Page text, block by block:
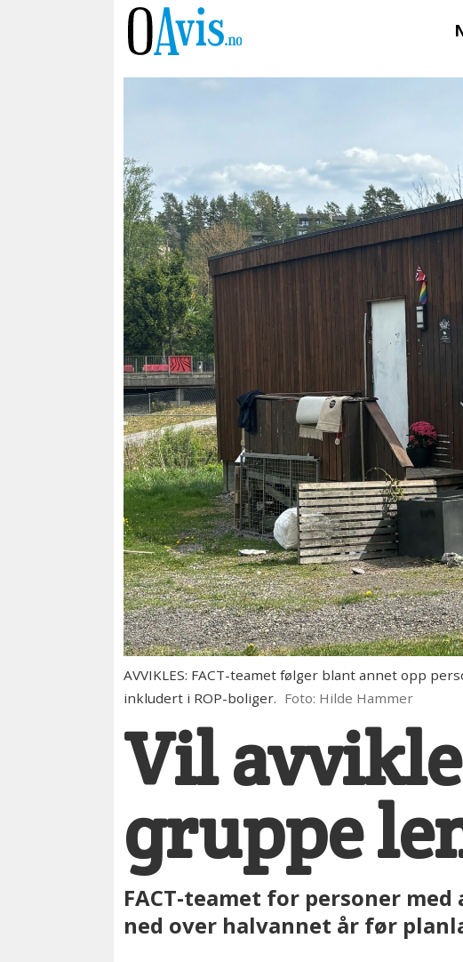
AVVIKLES: FACT-teamet følger blant annet opp
inkludert i ROP-boliger. Foto: Hilde Hammer
Vil
gruppe
FACT-teamet for personer
ned over halvannet år før